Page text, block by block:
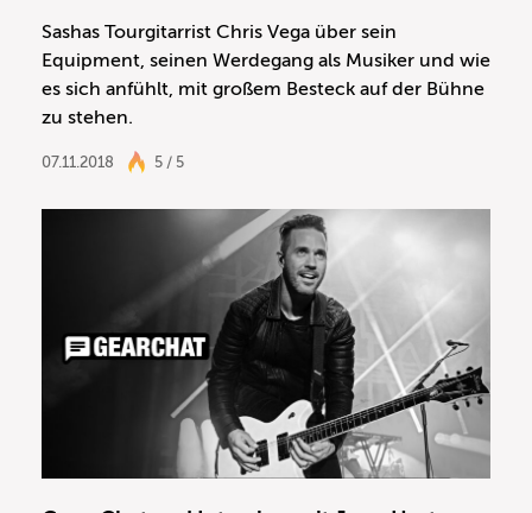
Sashas Tourgitarrist Chris Vega über sein
Equipment, seinen Werdegang als Musiker und wie
es sich anfühlt, mit großem Besteck auf der Bühne
zu stehen.
07.11.2018 5 / 5